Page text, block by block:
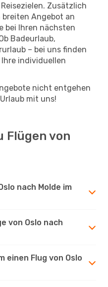
Zusätzlich
breiten Angebot an
bei Ihren nächsten
Badeurlaub,
– bei uns finden
individuellen
nicht entgehen
mit uns!
Flügen von
nach Molde im
von Oslo nach
einen Flug von Oslo